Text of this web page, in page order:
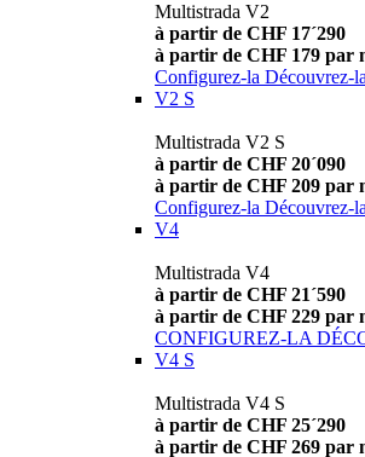
Multistrada V2
à partir de CHF 17´290
à partir de CHF 179 par
Configurez-la Découvrez-la
V2 S
Multistrada V2 S
à partir de CHF 20´090
à partir de CHF 209 par
Configurez-la Découvrez-la
V4
Multistrada V4
à partir de CHF 21´590
à partir de CHF 229 par
CONFIGUREZ-LA
V4 S
Multistrada V4 S
à partir de CHF 25´290
à partir de CHF 269 par